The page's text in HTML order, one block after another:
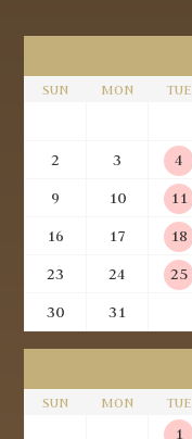
SUN MON TUE
2
3 4
9
10 11
16
17 18
23
24 25
30
31
SUN MON TUE
1